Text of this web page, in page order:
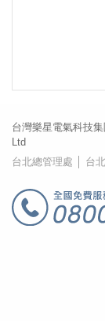
台灣樂星電氣科技
Ltd
台北總管理處 │ 台